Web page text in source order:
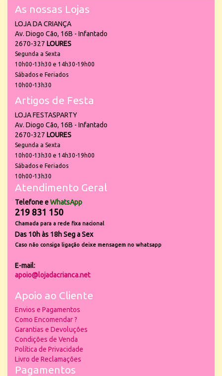
As nossas Lojas
LOJA DA CRIANÇA
Av. Diogo Cão, 16B - Infantado
2670-327 LOURES
Segunda a Sexta
10h00-13h30 e 14h30-19h00
Sábados e Feriados
10h00-13h30
Artigos de Festa
LOJA FESTASPARTY
Av. Diogo Cão, 16B - Infantado
2670-327 LOURES
Segunda a Sexta
10h00-13h30 e 14h30-19h00
Sábados e Feriados
10h00-13h30
Atendimento Geral
Telefone eWhatsApp
219 831 150
Chamada para a rede fixa nacional
Das 10h às 18h Seg a Sex
Caso não consiga ligação deixe mensagem no whatsapp
E-mail:
apoio@lojadacrianca.net
Apoio ao Cliente
Envios e Pagamentos
Como Encomendar ?
Garantias e Devoluções
Condições de Venda
Política de Privacidade
Livro de Reclamações
Pagamentos